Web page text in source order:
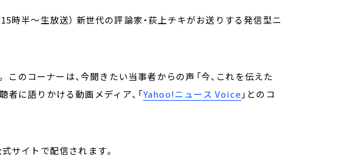
時半～生放送） 新世代の評論家・荻上チキがお送りする発信型ニ
のコーナーは、今聞きたい当事者からの声――「今、これを伝えた
者に語りかける動画メディア、「Yahoo!ニュース Voice 」とのコ
式サイトで配信されます。